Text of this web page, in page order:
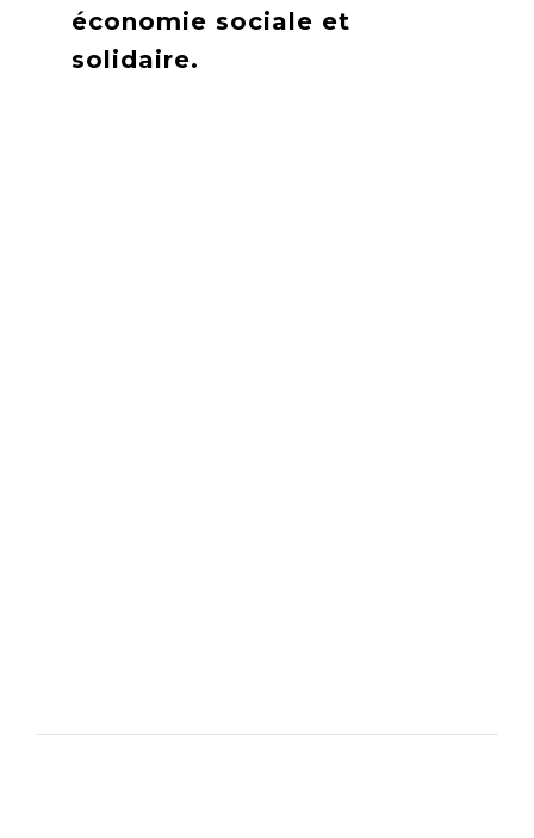
économie sociale et
solidaire.